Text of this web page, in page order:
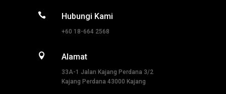
 Hubungi Kami
+60 18-664 2568
 Alamat
33A-1 Jalan Kajang Perdana 3/2
Kajang Perdana 43000 Kajang